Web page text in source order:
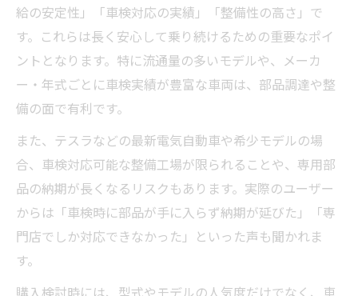
給の安定性」「車検対応の実績」「整備性の高さ」で
す。これらは長く安心して乗り続けるための重要なポイ
ントとなります。特に流通量の多いモデルや、メーカ
ー・年式ごとに車検実績が豊富な車両は、部品調達や整
備の面で有利です。
また、テスラなどの最新電気自動車や希少モデルの場
合、車検対応可能な整備工場が限られることや、専用部
品の納期が長くなるリスクもあります。実際のユーザー
からは「車検時に部品が手に入らず納期が延びた」「専
門店でしか対応できなかった」といった声も聞かれま
す。
購入検討時には、型式やモデルの人気度だけでなく、車